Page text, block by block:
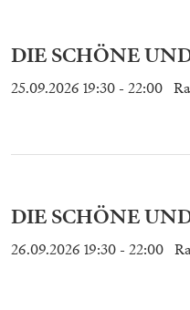
DIE SCHÖNE
25.09.2026 19:30 - 22:00
DIE SCHÖNE
26.09.2026 19:30 - 22:00